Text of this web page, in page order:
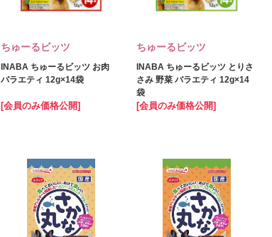
ちゅーるビッツ
INABA ちゅーるビッツ お肉
バラエティ 12g×14袋
[会員のみ価格公開]
ちゅーるビッツ
INABA ちゅーるビッツ とりさ
さみ 野菜 バラエティ 12g×14
袋
[会員のみ価格公開]